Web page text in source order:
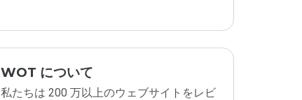
WOT について
私たちは 200 万以上のウェブサイトをレビ